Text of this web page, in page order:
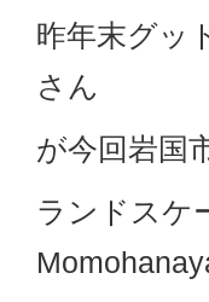
昨年末グッ
さん
が今回岩国
ランドスケ